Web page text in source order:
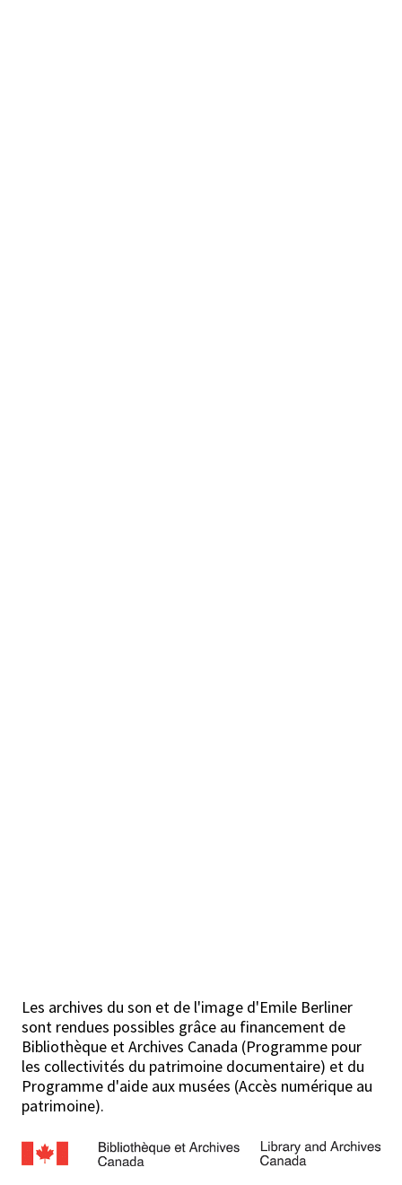
Les archives du son et de l'image d'Emile Berliner
sont rendues possibles grâce au financement de
Bibliothèque et Archives Canada (Programme pour
les collectivités du patrimoine documentaire) et du
Programme d'aide aux musées (Accès numérique au
patrimoine).